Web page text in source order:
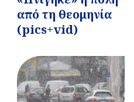
από τη θεομηνία
(pics+vid)